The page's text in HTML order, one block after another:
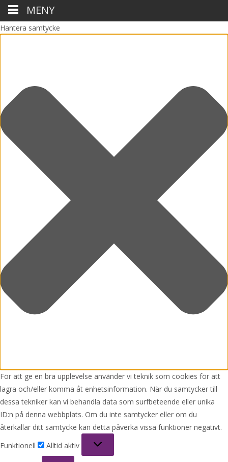
Hantera samtycke
För att ge en bra upplevelse använder vi teknik som cookies för att
lagra och/eller komma åt enhetsinformation. När du samtycker till
dessa tekniker kan vi behandla data som surfbeteende eller unika
ID:n på denna webbplats. Om du inte samtycker eller om du
återkallar ditt samtycke kan detta påverka vissa funktioner negativt.
Funktionell
Alltid aktiv
MENY